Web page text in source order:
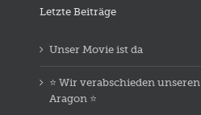
Letzte Beiträge
Unser Movie ist da
⭐️ Wir verabschieden unseren
Aragon ⭐️